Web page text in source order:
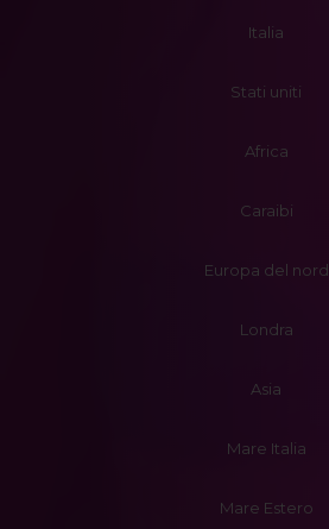
Italia
Stati uniti
Africa
Caraibi
Europa del nord
Londra
Asia
Mare Italia
Mare Estero